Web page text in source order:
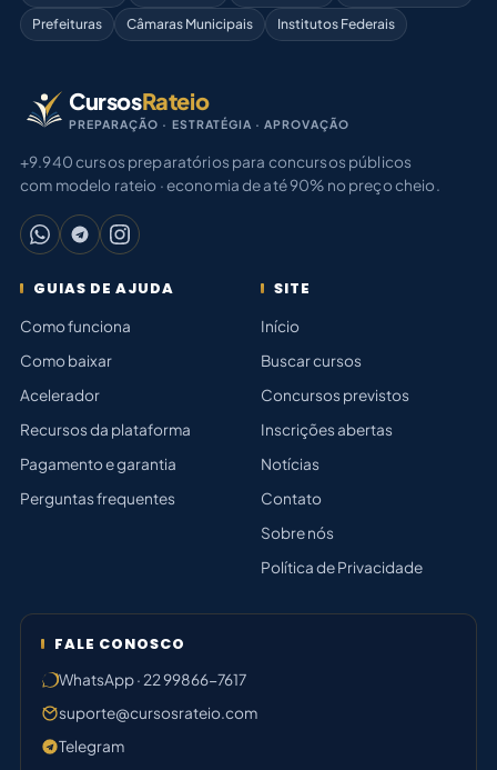
Prefeituras
Câmaras Municipais Institutos Federais
CursosRateio
PREPARAÇÃO · ESTRATÉGIA · APROVAÇÃO
+9.940 cursos preparatórios para concursos públicos
com modelo rateio · economia de até 90% no preço cheio.
GUIAS DE AJUDA
Como funciona
Como baixar
Acelerador
Recursos da plataforma
Pagamento e garantia
Perguntas frequentes
SITE
Início
Buscar cursos
Concursos previstos
Inscrições abertas
Notícias
Contato
Sobre nós
Política de Privacidade
FALE CONOSCO
WhatsApp · 22 99866-7617
suporte@cursosrateio.com
Telegram